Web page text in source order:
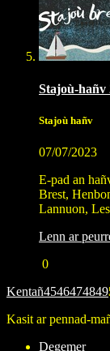
Stajoù-hañv
Stajoù hañv
07/07/2023
E-pad an
Brest,
Lannuon,
Lenn ar
0
Kentañ4546474849
Kasit ar pennad-
Degemer